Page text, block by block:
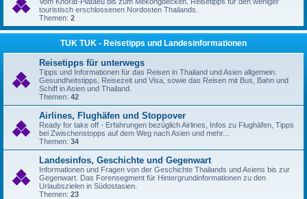
touristisch erschlossenen Nordosten Thailands.
Themen: 2
TUK TUK - Reisetipps und Landesinformationen
Reisetipps für unterwegs
Tipps und Informationen für das Reisen in Thailand und Asien allgemein.
Gesundheitstipps, Reisezeit und Visa, sowie das Reisen mit Bus, Bahn und
Schiff in Asien und Thailand.
Themen: 42
Airlines, Flughäfen und Stoppover
Ready for take off - Erfahrungen bezüglich Airlines, Infos zu Flughäfen, Tipps
bei Zwischenstopps auf dem Weg nach Asien und mehr...
Themen: 34
Landesinfos, Geschichte und Gegenwart
Informationen und Fragen von der Geschichte Thailands und Asiens bis zur
Gegenwart. Das Forensegment für Hintergrundinformationen zu den
Urlaubszielen in Südostasien.
Themen: 23